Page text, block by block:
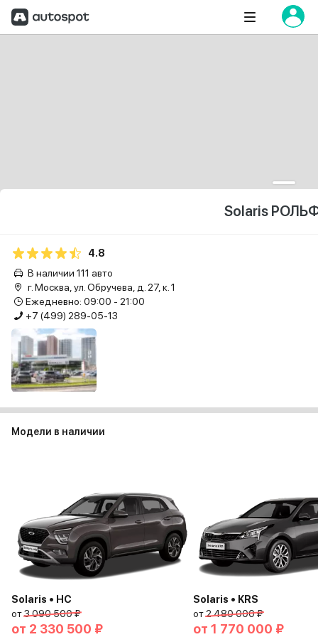
Solaris
4.8
В наличии 111 авто
г. Москва, ул. Обручева, д. 27, к. 1
Ежедневно: 09:00 - 21:00
+7 (499) 289-05-13
Модели в наличии
Solaris • HC
от3 090 500 ₽
от 2 330 500 ₽
Solaris • KRS
от2 480 000 ₽
от 1 770 000 ₽